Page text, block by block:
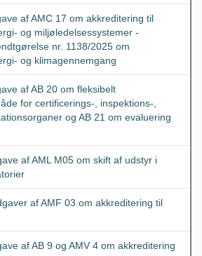
af AMC 17 om akkreditering til
og miljøledelsessystemer -
nr. 1138/2025 om
og klimagennemgang
af AB 20 om fleksibelt
for certificerings-, inspektions-,
og AB 21 om evaluering
af AML M05 om skift af udstyr i
af AMF 03 om akkreditering til
af AB 9 og AMV 4 om akkreditering